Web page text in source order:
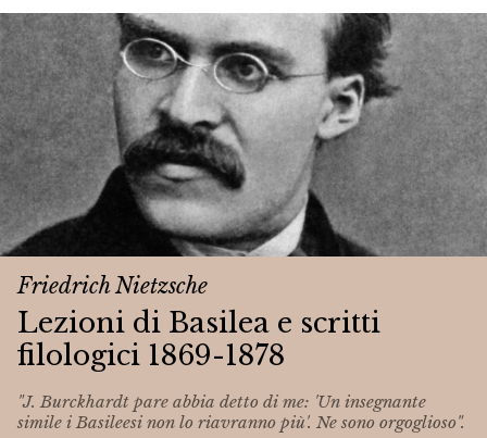
Friedrich Nietzsche
Lezioni di Basilea e scritti
filologici 1869-1878
"J. Burckhardt pare abbia detto di me: 'Un insegnante
simile i Basileesi non lo riavranno più'. Ne sono orgoglioso".